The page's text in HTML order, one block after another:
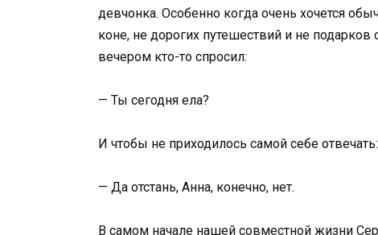
девчонка. Особенно когда очень хочется
коне, не дорогих путешествий и не
вечером кто-то спросил:
— Ты сегодня ела?
И чтобы не приходилось самой себе отвечать:
— Да отстань, Анна, конечно, нет.
В самом начале нашей совместной жизни